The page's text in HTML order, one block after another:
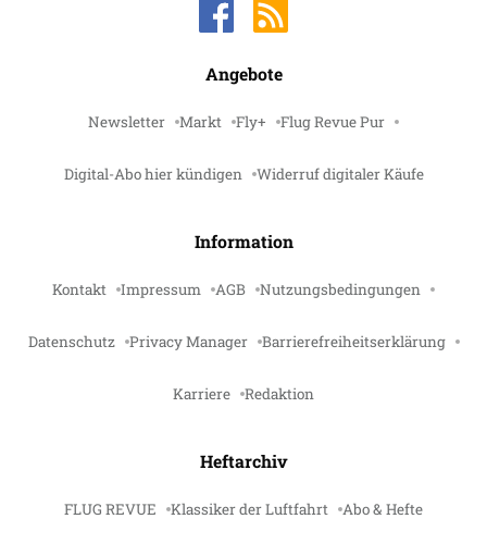
Angebote
Newsletter Markt Fly+ Flug Revue Pur
Digital-Abo hier kündigen Widerruf digitaler Käufe
Information
Kontakt Impressum AGB Nutzungsbedingungen
Datenschutz Privacy Manager Barrierefreiheitserklärung
Karriere Redaktion
Heftarchiv
FLUG REVUE Klassiker der Luftfahrt Abo & Hefte